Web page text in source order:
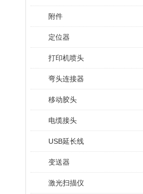
附件
定位器
打印机喷头
弯头连接器
移动胶头
电缆接头
USB延长线
变送器
激光扫描仪